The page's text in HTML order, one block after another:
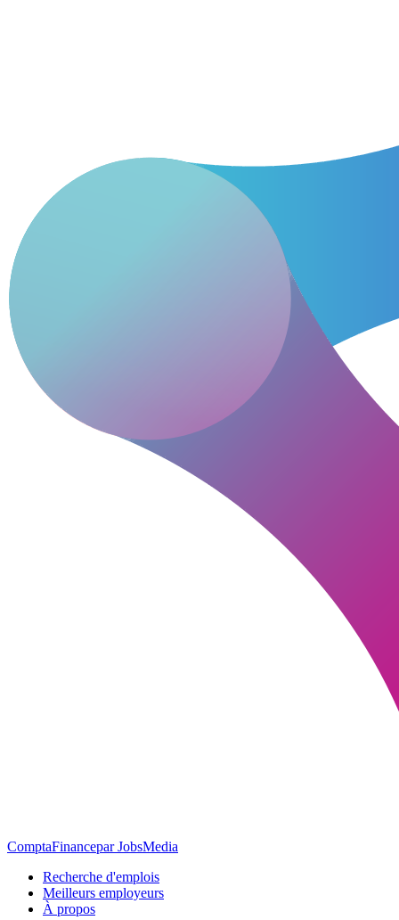
ComptaFinancepar JobsMedia
Recherche d'emplois
Meilleurs employeurs
À propos